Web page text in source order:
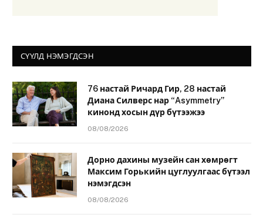
СҮҮЛД НЭМЭГДСЭН
76 настай Ричард Гир, 28 настай
Диана Силверс нар “Asymmetry”
кинонд хосын дүр бүтээжээ
08/08/2026
Дорно дахины музейн сан хөмрөгт
Максим Горькийн цуглуулгаас бүтээл
нэмэгдсэн
08/08/2026